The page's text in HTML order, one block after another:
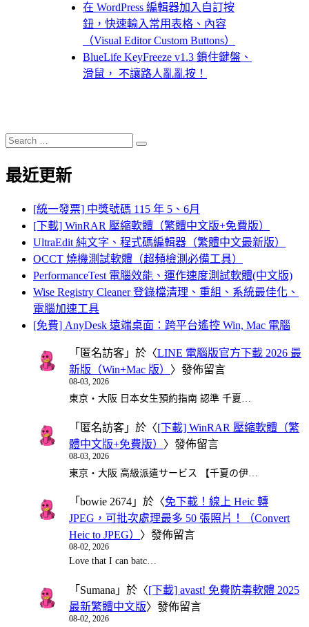
在 WordPress 編輯器加入自訂按
鈕，快速輸入常用表格、內容
（Visual Editor Custom Buttons）
BlueLife KeyFreeze v1.3 鎖住鍵盤、
滑鼠， 不讓路人亂亂按！
Search
for:
Search
最近更新
[統一發票] 中獎號碼 115 年 5、6月
[下載] WinRAR 壓縮軟體（繁體中文版+免費版）
UltraEdit 純文字、程式碼編輯器（繁體中文最新版）
OCCT 燒機測試軟體（超頻檢測必備工具）
PerformanceTest 電腦效能、運作速度測試軟體(中文版)
Wise Registry Cleaner 登錄檔清理、重組、系統最佳化、
電腦加速工具
[免費] AnyDesk 遠端桌面：跨平台遙控 Win, Mac 電腦
「 匿名訪客 」於〈LINE 電腦版官方下載 2026 最
新版（Win+Mac 版） 〉發佈留言
08-03, 2026
東京・大阪 日本女生預約指南 認準 千夏…
「 匿名訪客 」於〈[下載] WinRAR 壓縮軟體（繁
體中文版+免費版） 〉發佈留言
08-03, 2026
東京・大阪 高級派遣サービス 【千夏の伊…
「 bowie 2674 」於〈免下載！線上 Heic 轉
JPEG，可批次處理最多 50 張照片！（Convert
Heic to JPEG） 〉發佈留言
08-02, 2026
Love that I can batc…
「 Sumana 」於〈[下載] avast! 免費防毒軟體 2025
最新繁體中文版〉發佈留言
08-02, 2026